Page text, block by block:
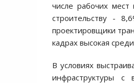
числе рабочих
строительству -
проектировщики
кадрах высокая
В условиях
инфраструктуры с